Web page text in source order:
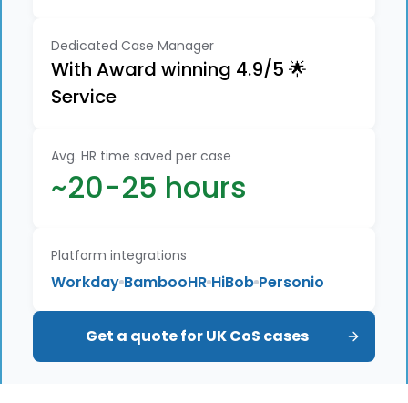
Dedicated Case Manager
With Award winning 4.9/5 🌟
Service
Avg. HR time saved per case
~20-25 hours
Platform integrations
Workday BambooHR HiBob Personio
Get a quote for UK CoS cases